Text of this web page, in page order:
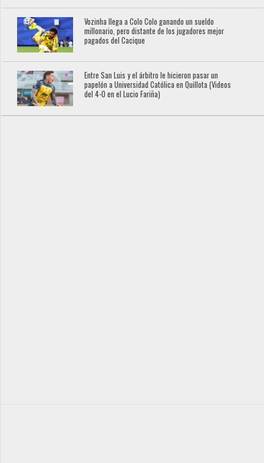
Vozinha llega a Colo Colo ganando un sueldo
millonario, pero distante de los jugadores mejor
pagados del Cacique
Entre San Luis y el árbitro le hicieron pasar un
papelón a Universidad Católica en Quillota (Videos
del 4-0 en el Lucio Fariña)